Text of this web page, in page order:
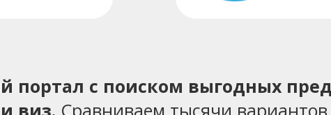
портал с поиском выгодных
виз. Сравниваем тысячи